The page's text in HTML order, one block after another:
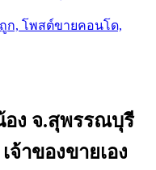
ก, โพสต์ขายคอนโด,
ง จ.สุพรรณบุรี
จ้าของขายเอง